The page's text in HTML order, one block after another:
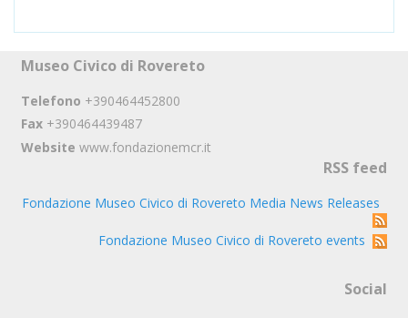
Museo Civico di Rovereto
Telefono +390464452800
Fax +390464439487
Website www.fondazionemcr.it
RSS feed
Fondazione Museo Civico di Rovereto Media News Releases
Fondazione Museo Civico di Rovereto events
Social